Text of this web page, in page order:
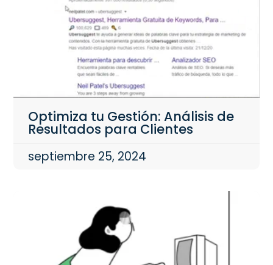
Optimiza tu Gestión: Análisis de
Resultados para Clientes
septiembre 25, 2024